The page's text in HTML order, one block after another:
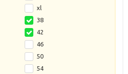
xl
38
42
46
50
54